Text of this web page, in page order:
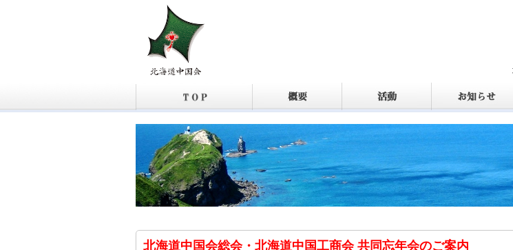
北海道中国会総会・北海道中国工商会 共同忘年会のご案内